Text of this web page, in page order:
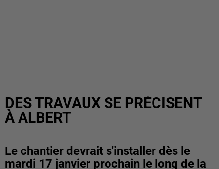
DES TRAVAUX SE PRÉCISENT
À ALBERT
Le chantier devrait s'installer dès le
mardi 17 janvier prochain le long de la